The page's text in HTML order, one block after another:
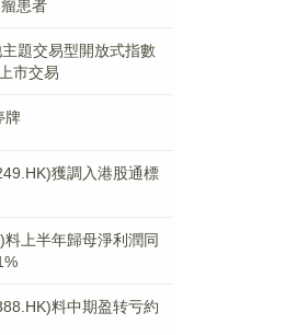
患者
題交易型開放式指數
市交易
牌
獲調入港股通標
上半年歸母淨利潤同
料中期盈转亏約